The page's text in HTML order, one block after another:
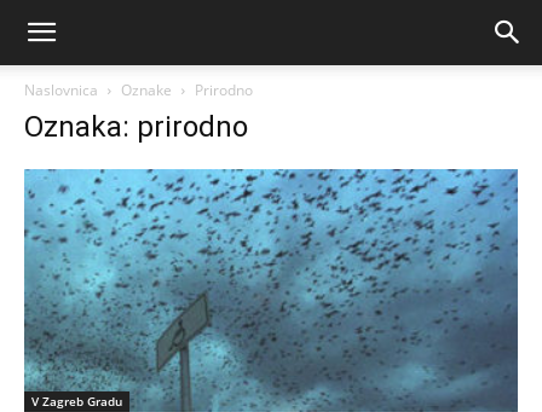
Naslovnica Oznake Prirodno
Oznaka: prirodno
V Zagreb Gradu